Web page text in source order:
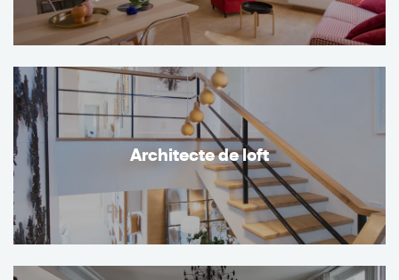
Architecte de loft